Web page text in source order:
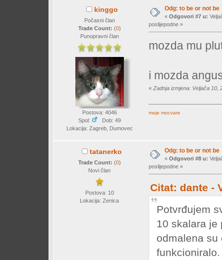
kinggo
Počasni član
Trade Count: (0)
Punopravni član
Postova: 4046
Spol:
Dob: 49
Lokacija: Zagreb, Dumovec
Odg: to be or not be
« Odgovori #7 u:
poslijepodne »
mozda mu
i mozda
« Zadnja izmjena: Veljača 10,
moje mocvare
tatanerko
Trade Count: (0)
Novi član
Postova: 10
Lokacija: Zenica
Odg: to be or not be
« Odgovori #8 u:
poslijepodne »
Citat: dante -
Potvrđujem
10 skalara je
odmalena su
funkcioniralo.